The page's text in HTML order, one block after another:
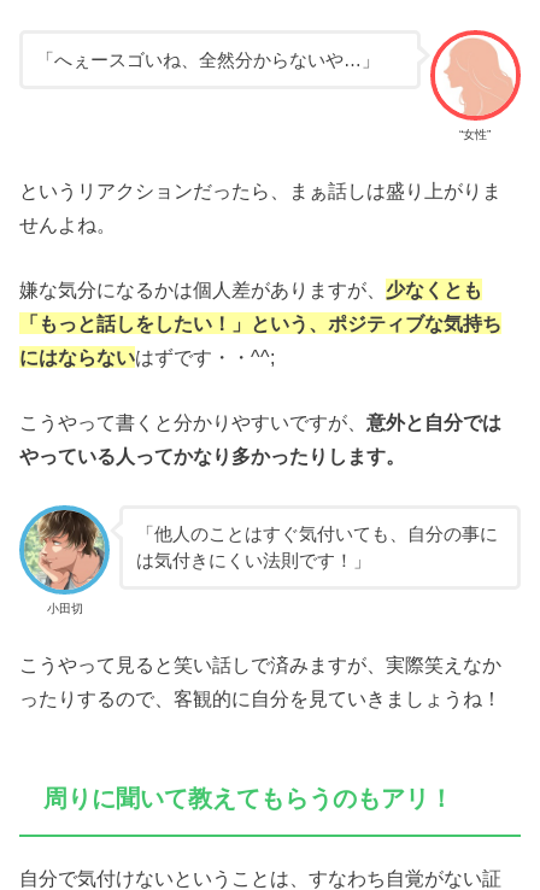
“女性”
「へぇースゴいね、全然分からないや…」
というリアクションだったら、まぁ話しは盛り上がりま
せんよね。
嫌な気分になるかは個人差がありますが、 少なくとも
「もっと話しをしたい！」という、ポジティブな気持ち
にはならないはずです・・^^;
こうやって書くと分かりやすいですが、意外と自分では
やっている人ってかなり多かったりします。
小田切
「他人のことはすぐ気付いても、自分の事に
は気付きにくい法則です！」
こうやって見ると笑い話しで済みますが、実際笑えなか
ったりするので、客観的に自分を見ていきましょうね！
周りに聞いて教えてもらうのもアリ！
自分で気付けないということは、すなわち自覚がない証